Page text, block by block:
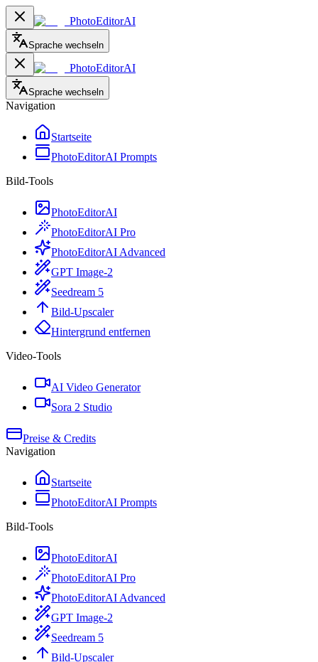
PhotoEditorAI
Sprache wechseln
PhotoEditorAI
Sprache wechseln
Navigation
Startseite
PhotoEditorAI Prompts
Bild-Tools
PhotoEditorAI
PhotoEditorAI Pro
PhotoEditorAI Advanced
GPT Image-2
Seedream 5
Bild-Upscaler
Hintergrund entfernen
Video-Tools
AI Video Generator
Sora 2 Studio
Preise & Credits
Navigation
Startseite
PhotoEditorAI Prompts
Bild-Tools
PhotoEditorAI
PhotoEditorAI Pro
PhotoEditorAI Advanced
GPT Image-2
Seedream 5
Bild-Upscaler